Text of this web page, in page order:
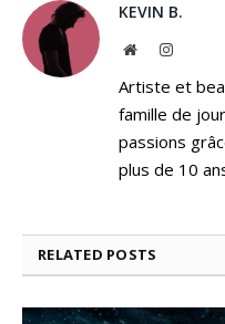
KEVIN B.
WebsiteInstagram
Artiste et
famille de
passions
plus de 10
RELATED POSTS